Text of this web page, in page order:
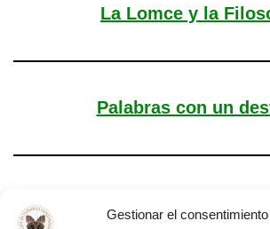
Gestionar el
La Lomce y la
Palabras con un